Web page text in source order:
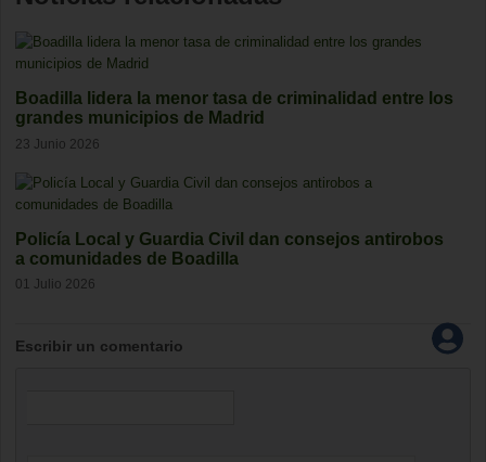
Boadilla lidera la menor tasa de criminalidad entre los
grandes municipios de Madrid
23 Junio 2026
Policía Local y Guardia Civil dan consejos antirobos
a comunidades de Boadilla
01 Julio 2026
Escribir un comentario